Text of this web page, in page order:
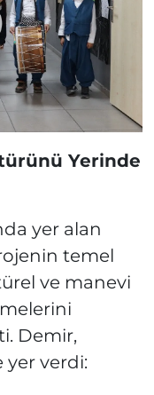
Yerinde
yer alan
temel
ve manevi
Demir,
yer verdi: